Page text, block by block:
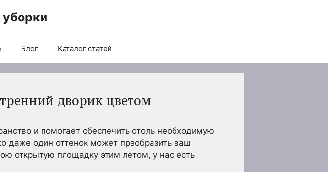
Блог Каталог статей
дворик цветом
и помогает обеспечить столь необходимую
даже один оттенок может преобразить ваш
открытую площадку этим летом, у нас есть